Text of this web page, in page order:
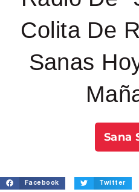
Colita De
Sanas
Sana
Facebook Twitter